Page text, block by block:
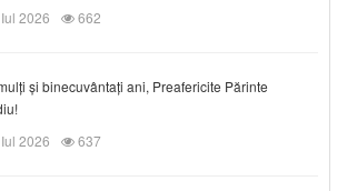
2026
662
și binecuvântați ani, Preafericite Părinte
2026
637